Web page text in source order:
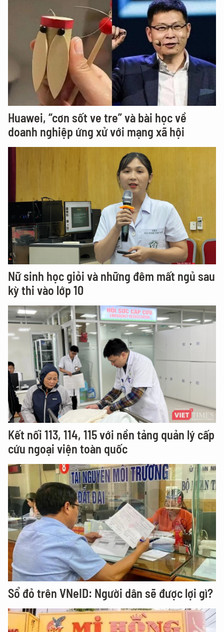
Huawei, “cơn sốt ve tre” và bài học về
doanh nghiệp ứng xử với mạng xã hội
Nữ sinh học giỏi và những đêm mất ngủ sau
kỳ thi vào lớp 10
Kết nối 113, 114, 115 với nền tảng quản lý cấp
cứu ngoại viện toàn quốc
Sổ đỏ trên VNeID: Người dân sẽ được lợi gì?